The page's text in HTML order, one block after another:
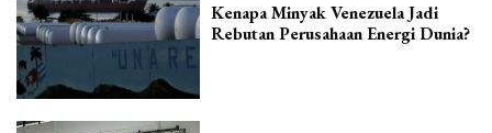
Kenapa Minyak Venezuela Jadi
Rebutan Perusahaan Energi Dunia?